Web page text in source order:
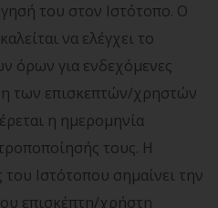
του στον Ιστότοπο. Ο
να ελέγχει το
όρων για ενδεχόμενες
των επισκεπτών/χρηστών
η ημερομηνία
τους. Η
Ιστότοπου σημαίνει την
επισκέπτη/χρήστη